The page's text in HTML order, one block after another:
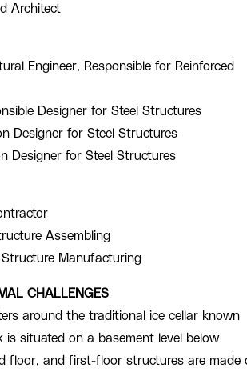
Architect
Engineer, Responsible for Reinforced
Designer for Steel Structures
Designer for Steel Structures
Designer for Steel Structures
Assembling
Structure Manufacturing
CHALLENGES
around the traditional ice cellar known
is situated on a basement level below
floor, and first-floor structures are made